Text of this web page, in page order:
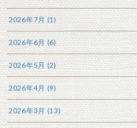
2026年7月 (1)
2026年6月 (6)
2026年5月 (2)
2026年4月 (9)
2026年3月 (13)